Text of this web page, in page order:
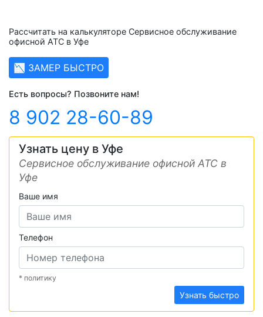
Рассчитать на калькуляторе Сервисное обслуживание
офисной АТС в Уфе
📉 ЗАМЕР БЫСТРО
Есть вопросы? Позвоните нам!
8 902 28-60-89
Узнать цену в Уфе
Сервисное обслуживание офисной АТС в
Уфе
Ваше имя
Телефон
* политику
Узнать быстро